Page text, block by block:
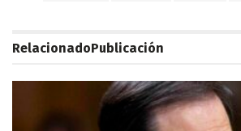
RelacionadoPublicación